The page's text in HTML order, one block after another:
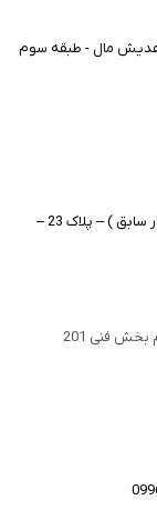
هدیش مال - طبقه سوم
تهران - بلوار میرداماد – خیابان نسا – کوچه غفاری ( زرنگار سابق ) – پلاک 23 –